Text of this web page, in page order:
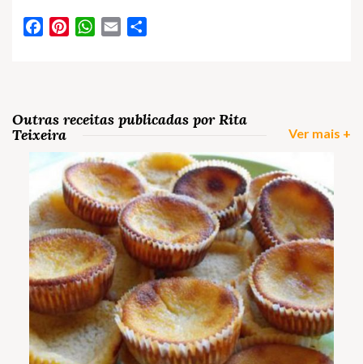
FacebookPinterestWhatsApp
Email
Outras receitas publicadas por Rita
Teixeira
Ver mais +